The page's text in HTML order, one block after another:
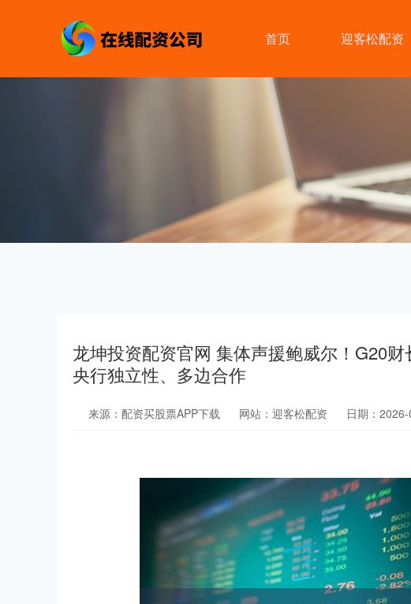
首页 迎客松配资
龙坤投资配资官网 集体声援鲍威尔！G20
央行独立性、多边合作
来源：配资买股票APP下载 网站：迎客松配资 日期：